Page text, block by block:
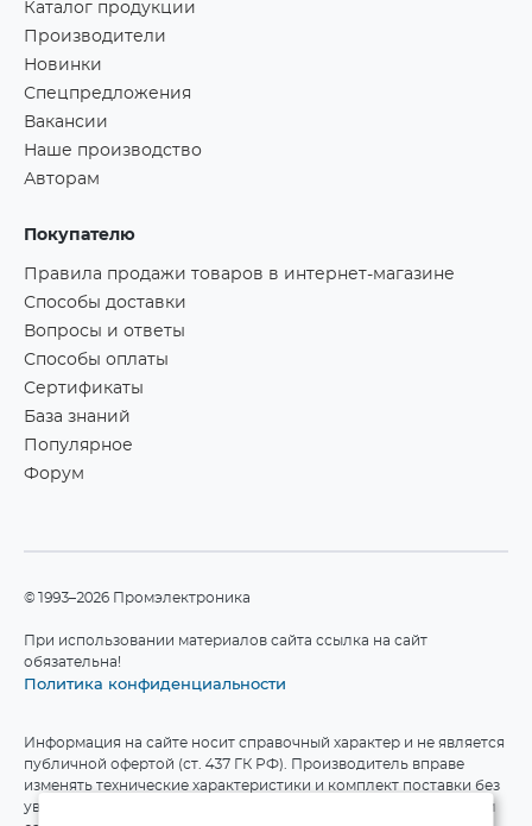
Каталог продукции
Производители
Новинки
Спецпредложения
Вакансии
Наше производство
Авторам
Покупателю
Правила продажи товаров в интернет-магазине
Способы доставки
Вопросы и ответы
Способы оплаты
Сертификаты
База знаний
Популярное
Форум
©1993–2026 Промэлектроника
При использовании материалов сайта ссылка на сайт
обязательна!
Политика конфиденциальности
Информация на сайте носит справочный характер и не является
публичной офертой (ст. 437 ГК РФ). Производитель вправе
изменять технические характеристики и комплект поставки без
уведомления. Актуальные данные приведены на официальном